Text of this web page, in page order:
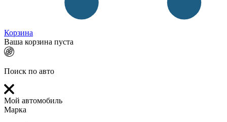
Корзина
Ваша корзина пуста
Поиск по авто
Мой автомобиль
Марка